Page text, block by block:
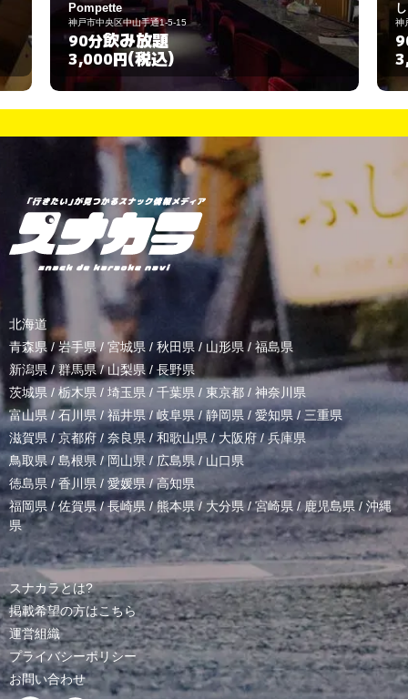
しゃーぷ
神戸市中央区東雲通2-8-17
90分飲み放題
3,000円(税込)
北海道
青森県 / 岩手県/ 宮城県 / 秋田県 / 山形県/ 福島県
新潟県 /群馬県/山梨県 / 長野県
茨城県 / 栃木県 / 埼玉県 / 千葉県 / 東京都 / 神奈川県
富山県 /石川県/福井県/岐阜県 / 静岡県 / 愛知県 / 三重県
滋賀県 / 京都府 / 奈良県 / 和歌山県/ 大阪府 /兵庫県
鳥取県/ 島根県 /岡山県/ 広島県 / 山口県
徳島県 /香川県 / 愛媛県/高知県
福岡県/佐賀県/長崎県 /熊本県/ 大分県/宮崎県 /鹿児島県 / 沖縄
県
スナカラとは?
掲載希望の方はこちら
運営組織
プライバシーポリシー
お問い合わせ